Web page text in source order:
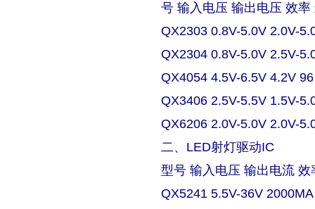
号 输入电压 输出电压 效率
QX2303 0.8V-5.0V 2.0V-
QX2304 0.8V-5.0V 2.5V-
QX4054 4.5V-6.5V 4.2V
QX3406 2.5V-5.5V 1.5V-
QX6206 2.0V-5.0V 2.0V-
二、LED射灯驱动IC
型号 输入电压 输出电流 效
QX5241 5.5V-36V